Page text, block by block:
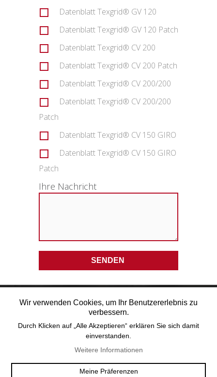
Datenblatt Texgrid® GV 120
Datenblatt Texgrid® GV 120 Patch
Datenblatt Texgrid® CV 200
Datenblatt Texgrid® CV 200 Patch
Datenblatt Texgrid® CV 200/200
Datenblatt Texgrid® CV 200/200
Patch
Datenblatt Texgrid® CV 150 GIRO
Datenblatt Texgrid® CV 150 GIRO
Patch
Ihre Nachricht
CH - 1530 PAYERNE
Wir verwenden Cookies, um Ihr Benutzererlebnis zu
verbessern.
Durch Klicken auf „Alle Akzeptieren“ erklären Sie sich damit
einverstanden.
Weitere Informationen
Meine Präferenzen